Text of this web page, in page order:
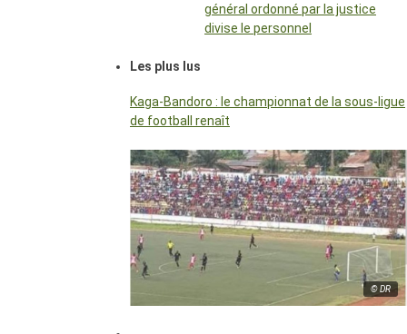
général ordonné par la justice
divise le personnel
Les plus lus
Kaga-Bandoro : le championnat de la sous-ligue
de football renaît
© DR